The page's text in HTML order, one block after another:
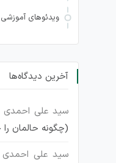
ویدئوهای آموزشی
آخرین دیدگاه‌ها
سید علی احمدی
(چگونه حالمان
سید علی احمدی